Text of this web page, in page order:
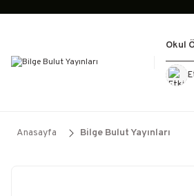
Okul
Anasayfa Bilge Bulut Yayınları